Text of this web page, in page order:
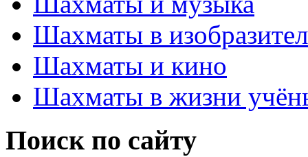
Шахматы в
Шахматы и кино
Шахматы в жизни
Поиск по сайту